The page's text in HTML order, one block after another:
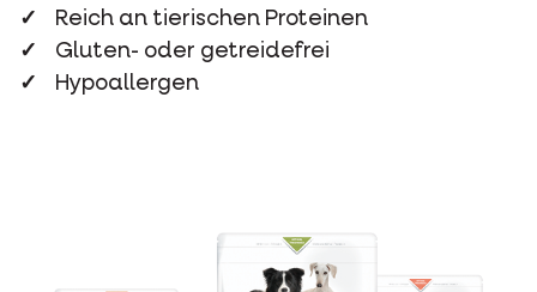
Reich an tierischen Proteinen
Gluten- oder getreidefrei
Hypoallergen